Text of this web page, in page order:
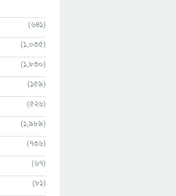
(641)
(1,035)
(1,830)
(159)
(526)
(1,989)
(736)
(67)
(81)